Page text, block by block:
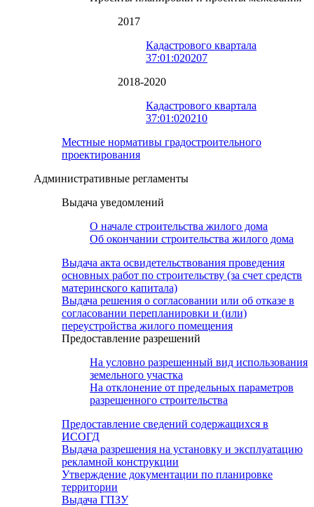
2017
Кадастрового квартала
37:01:020207
2018-2020
Кадастрового квартала
37:01:020210
Местные нормативы градостроительного
проектирования
Административные регламенты
Выдача уведомлений
О начале строительства жилого дома
Об окончании строительства жилого дома
Выдача акта освидетельствования проведения
основных работ по строительству (за счет средств
материнского капитала)
Выдача решения о согласовании или об отказе в
согласовании перепланировки и (или)
переустройства жилого помещения
Предоставление разрешений
На условно разрешенный вид использования
земельного участка
На отклонение от предельных параметров
разрешенного строительства
Предоставление сведений содержащихся в
ИСОГД
Выдача разрешения на установку и эксплуатацию
рекламной конструкции
Утверждение документации по планировке
территории
Выдача ГПЗУ